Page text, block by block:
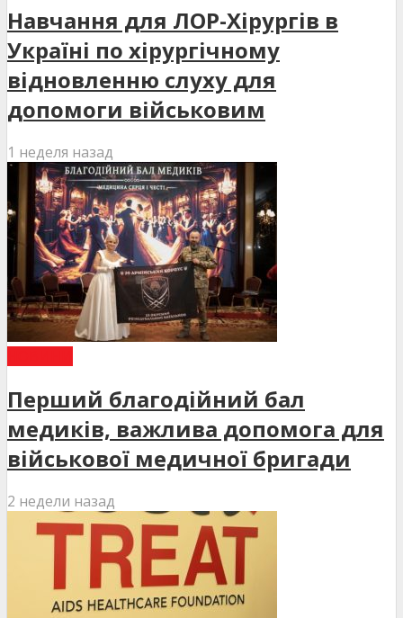
Навчання для ЛОР-Хірургів в
Україні по хірургічному
відновленню слуху для
допомоги військовим
1 неделя назад
Перший благодійний бал
медиків, важлива допомога для
військової медичної бригади
2 недели назад